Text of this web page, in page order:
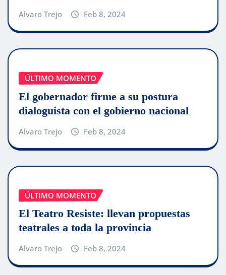
Alvaro Trejo Feb 8, 2024
ÚLTIMO MOMENTO
El gobernador firme a su postura
dialoguista con el gobierno nacional
Alvaro Trejo Feb 8, 2024
ÚLTIMO MOMENTO
El Teatro Resiste: llevan propuestas
teatrales a toda la provincia
Alvaro Trejo Feb 8, 2024